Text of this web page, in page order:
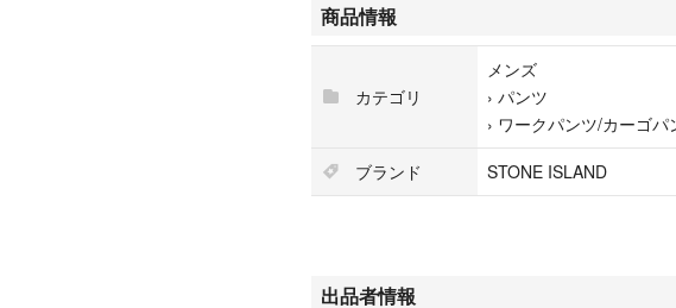
商品情報
カテゴリ
メンズ
› パンツ
› ワークパンツ/カーゴパ
ブランド
STONE ISLAND
出品者情報